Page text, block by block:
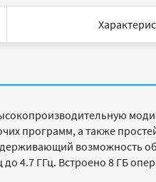
программ, а также
возможность
4.7 ГГц. Встроено 8 ГБ